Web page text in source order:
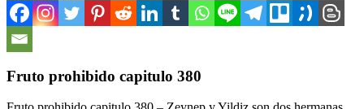
Fruto prohibido capitulo 380